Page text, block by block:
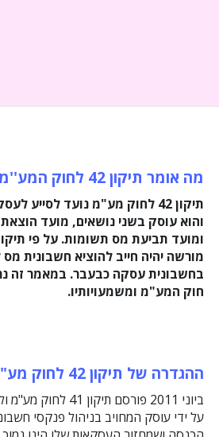
מה אומר תיקון 42 לחוק המע''מ?
תיקון 42 לחוק מע"מ נועד לסייע
והוא עוסק בשני נושאים, מועד
מורשה יהיה חייב להוציא חשבונית
בחשבונית עסקה כבעבר. במאמר זה
חוק המע"מ ומשמעויותיו.
ההגדרה של תיקון 42 לחוק מע"מ
ביוני 2011 פורסם
על ידי עוסק המחויב בניהול פנקסי